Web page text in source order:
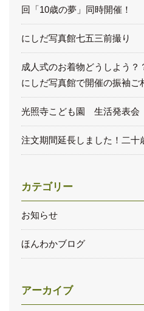
回「10歳の夢」同時開催！
にしだ写真館七五三前撮り
成人式のお着物どうしよう？
にしだ写真館で開催の振袖ご
光照寺こども園 生活発表
注文期間延長しました！二十
カテゴリー
お知らせ
ほんわかブログ
アーカイブ